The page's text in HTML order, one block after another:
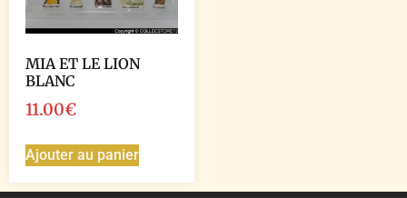
MIA ET LE LION
BLANC
11.00€
Ajouter au panier